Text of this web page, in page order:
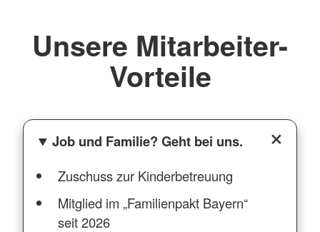
Unsere Mitarbeiter-
Vorteile
Job und Familie? Geht bei uns.
Zuschuss zur Kinderbetreuung
Mitglied im „Familienpakt Bayern“
seit 2026